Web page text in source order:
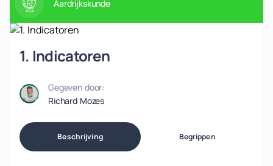
Aardrijkskunde
1. Indicatoren
Gegeven door:
Richard Mozes
Beschrijving Begrippen